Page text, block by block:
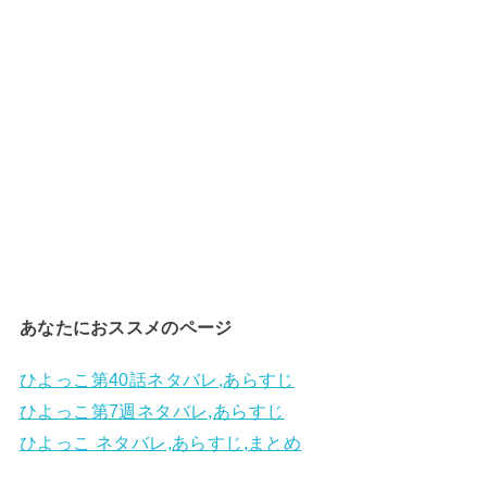
あなたにおススメのページ
ひよっこ第40話ネタバレ,あらすじ
ひよっこ第7週ネタバレ,あらすじ
ひよっこ ネタバレ,あらすじ,まとめ